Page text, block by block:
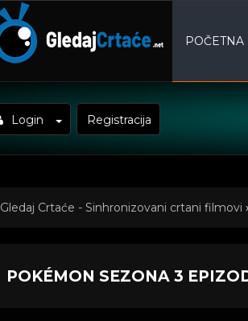
POČETNA
Login Registracija
Gledaj Crtaće - Sinhronizovani crtani filmovi
POKÉMON SEZONA 3